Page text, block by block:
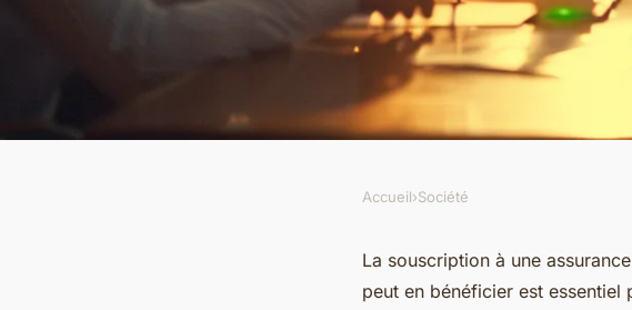
Assurance emprunteur :
Accueil›Société
La souscription à une
peut en bénéficier est